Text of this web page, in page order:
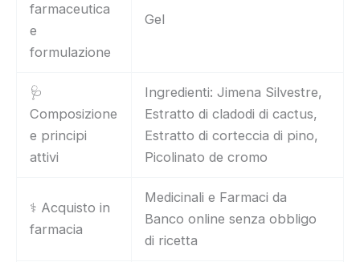
farmaceutica
e
formulazione
Gel
🩺
Composizione
e principi
attivi
Ingredienti: Jimena Silvestre,
Estratto di cladodi di cactus,
Estratto di corteccia di pino,
Picolinato de cromo
⚕️ Acquisto in
farmacia
Medicinali e Farmaci da
Banco online senza obbligo
di ricetta